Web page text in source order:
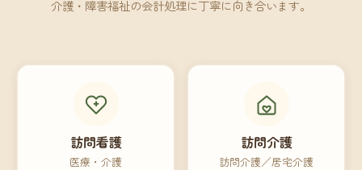
介護・障害福祉の会計処理に丁寧に向き合います。
訪問看護
医療・介護
訪問介護
訪問介護／居宅介護